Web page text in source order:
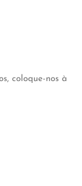
coloque-nos à